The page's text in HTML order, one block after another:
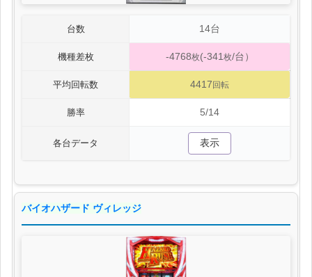
台数 14台
機種差枚 -4768枚(-341枚/台）
平均回転数 4417 回転
勝率 5/14
各台データ 表示
バイオハザード ヴィレッジ